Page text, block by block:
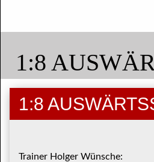
1:8
1:8
Trainer Holger Wünsche: